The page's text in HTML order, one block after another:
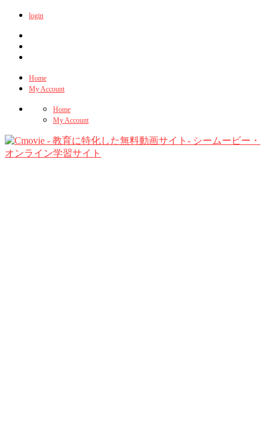
login
Home
My Account
Home
My Account